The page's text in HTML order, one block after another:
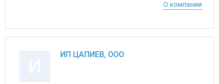
О компании
ИП ЦАПИЕВ, ООО